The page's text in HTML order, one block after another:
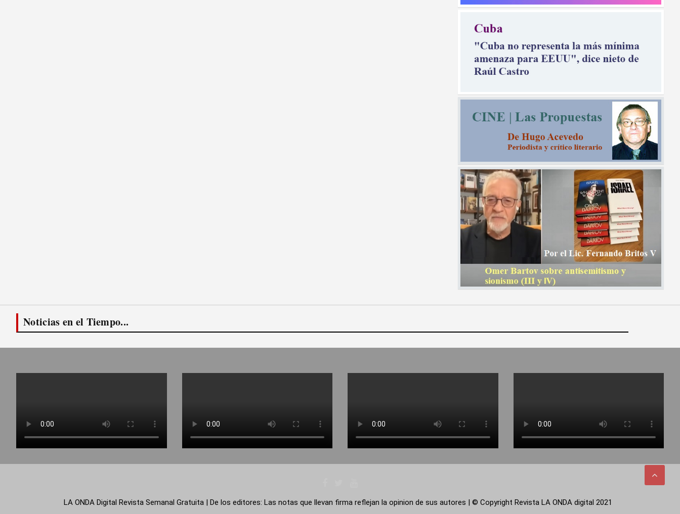
Noticias en el Tiempo...
LA ONDA Digital Revista Semanal Gratuita | De los editores: Las notas que llevan firma reflejan la opinion de sus autores | © Copyright Revista LA ONDA digital 2021